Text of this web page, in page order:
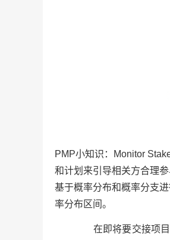
PMP小知识：Monitor
和计划来引导相关方合理
基于概率分布和概率分支
率分布区间。
在即将要交接项目